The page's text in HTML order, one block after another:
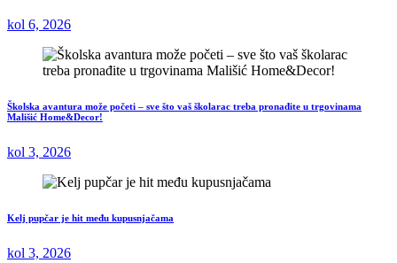
kol 6, 2026
Školska avantura može početi – sve što vaš školarac treba pronađite u trgovinama
Mališić Home&Decor!
kol 3, 2026
Kelj pupčar je hit među kupusnjačama
kol 3, 2026